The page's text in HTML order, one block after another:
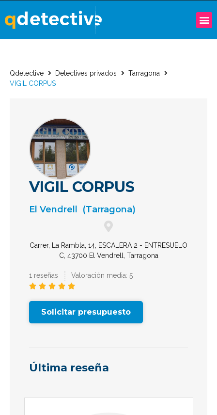
Qdetective Detectives privados
Tarragona
VIGIL CORPUS
VIGIL CORPUS
El Vendrell (Tarragona)
Carrer, La Rambla, 14, ESCALERA 2 - ENTRESUELO
C, 43700 El Vendrell, Tarragona
1 reseñas Valoración media: 5
    
Solicitar presupuesto
Última reseña